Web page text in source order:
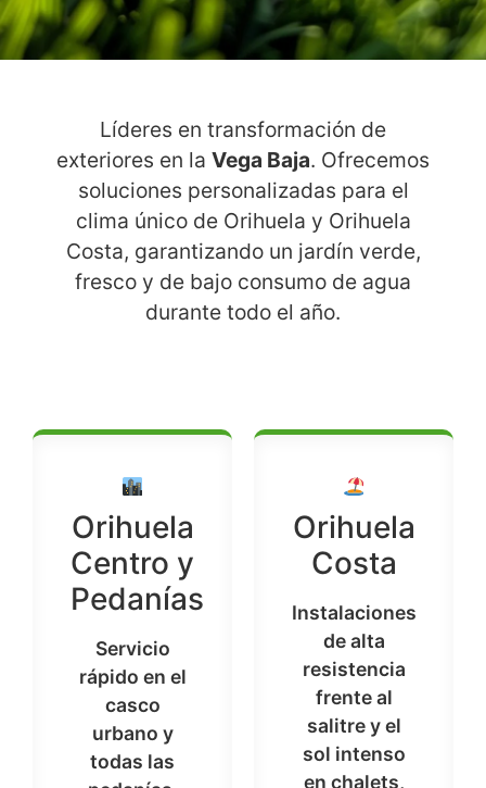
Líderes en transformación de
exteriores en la Vega Baja. Ofrecemos
soluciones personalizadas para el
clima único de Orihuela y Orihuela
Costa, garantizando un jardín verde,
fresco y de bajo consumo de agua
durante todo el año.
Orihuela
Centro y
Pedanías
Servicio
rápido en el
casco
urbano y
todas las
Orihuela
Costa
Instalaciones
de alta
resistencia
frente al
salitre y el
sol intenso
en chalets,